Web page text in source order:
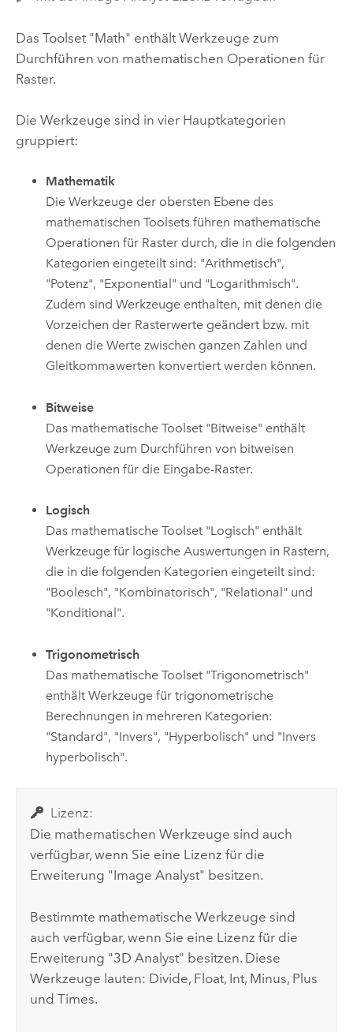
Das Toolset "Math" enthält Werkzeuge zum
Durchführen von mathematischen Operationen für
Raster.
Die Werkzeuge sind in vier Hauptkategorien
gruppiert:
Mathematik
Die Werkzeuge der obersten Ebene des
mathematischen Toolsets führen mathematische
Operationen für Raster durch, die in die folgenden
Kategorien eingeteilt sind: "Arithmetisch",
"Potenz", "Exponential" und "Logarithmisch".
Zudem sind Werkzeuge enthalten, mit denen die
Vorzeichen der Rasterwerte geändert bzw. mit
denen die Werte zwischen ganzen Zahlen und
Gleitkommawerten konvertiert werden können.
Bitweise
Das mathematische Toolset "Bitweise" enthält
Werkzeuge zum Durchführen von bitweisen
Operationen für die Eingabe-Raster.
Logisch
Das mathematische Toolset "Logisch" enthält
Werkzeuge für logische Auswertungen in Rastern,
die in die folgenden Kategorien eingeteilt sind:
"Boolesch", "Kombinatorisch", "Relational" und
"Konditional".
Trigonometrisch
Das mathematische Toolset "Trigonometrisch"
enthält Werkzeuge für trigonometrische
Berechnungen in mehreren Kategorien:
"Standard", "Invers", "Hyperbolisch" und "Invers
hyperbolisch".
Lizenz:
Die mathematischen Werkzeuge sind auch
verfügbar, wenn Sie eine Lizenz für die
Erweiterung "Image Analyst" besitzen.
Bestimmte mathematische Werkzeuge sind
auch verfügbar, wenn Sie eine Lizenz für die
Erweiterung "3D Analyst" besitzen. Diese
Werkzeuge lauten: Divide, Float, Int, Minus, Plus
undTimes.